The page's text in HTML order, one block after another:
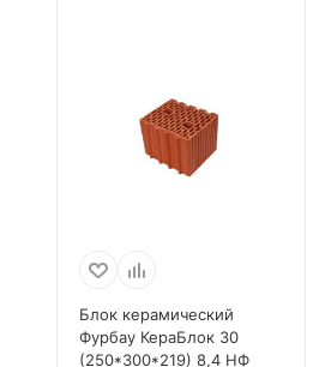
Блок керамический
Фурбау КераБлок 30
(250*300*219) 8,4 НФ